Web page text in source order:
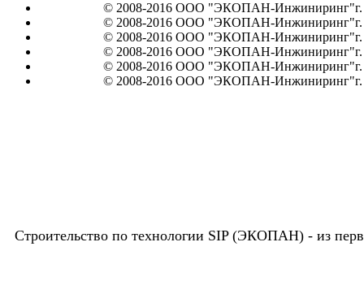
© 2008-2016 ООО "ЭКОПАН-Инжиниринг"г.
© 2008-2016 ООО "ЭКОПАН-Инжиниринг"г.
© 2008-2016 ООО "ЭКОПАН-Инжиниринг"г.
© 2008-2016 ООО "ЭКОПАН-Инжиниринг"г.
© 2008-2016 ООО "ЭКОПАН-Инжиниринг"г.
© 2008-2016 ООО "ЭКОПАН-Инжиниринг"г.
Строительство по технологии SIP (ЭКОПАН) - из